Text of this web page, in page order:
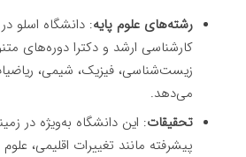
رشته‌های علوم پایه: دانشگاه اسلو
کارشناسی ارشد و دکترا دوره‌های
زیست‌شناسی، فیزیک، شیمی،
می‌دهد.
تحقیقات: این دانشگاه به‌ویژه در
پیشرفته مانند تغییرات اقلیمی،